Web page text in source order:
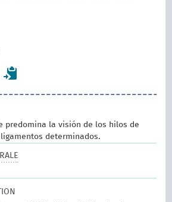
predomina la visión de los hilos de
determinados.